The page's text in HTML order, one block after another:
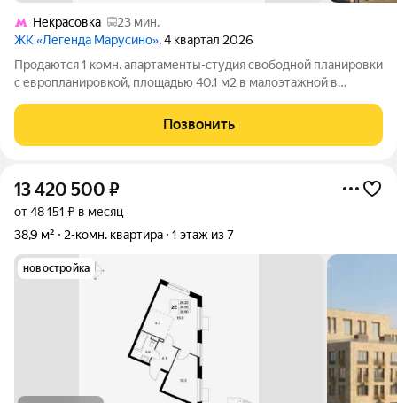
Некрасовка
23 мин.
ЖК «Легенда Марусино», 4 квартал 2026
Продаются 1 комн. апартаменты-студия свободной планировки
с европланировкой, площадью 40.1 м2 в малоэтажной в
м. Некрасовка. Возможен вариант покупки с использованием
ипотечных средств, есть
Позвонить
13 420 500 ₽
от 48 151 ₽ в месяц
38,9 м²
2-комн. квартира 1 этаж из 7
новостройка